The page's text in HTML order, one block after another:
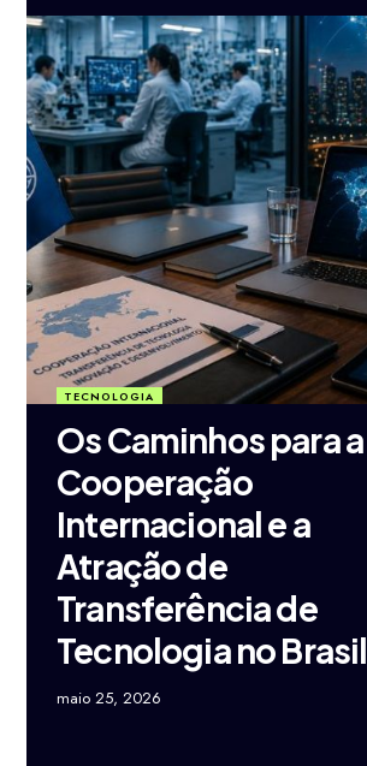
TECNOLOGIA
Os Caminhos para a
Cooperação
Internacional e a
Atração de
Transferência de
Tecnologia no Brasil
maio 25, 2026